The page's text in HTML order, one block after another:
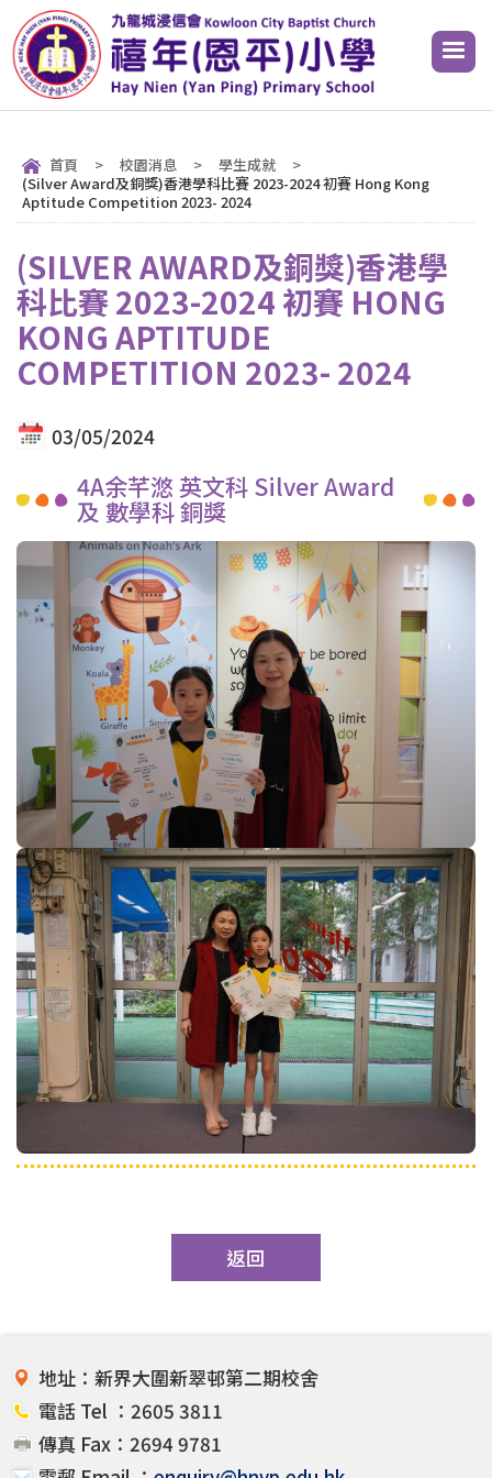
首頁 > 校園消息 > 學生成就
>
(Silver Award及銅獎)香港學科比賽 2023-2024 初賽 Hong Kong
Aptitude Competition 2023- 2024
(SILVER AWARD及銅獎)香港學
科比賽 2023-2024 初賽 HONG
KONG APTITUDE
COMPETITION 2023- 2024
03/05/2024
4A余芊滺 英文科 Silver Award
及 數學科 銅獎
返回
地址：新界大圍新翠邨第二期校舍
電話 Tel ：2605 3811
傳真 Fax：2694 9781